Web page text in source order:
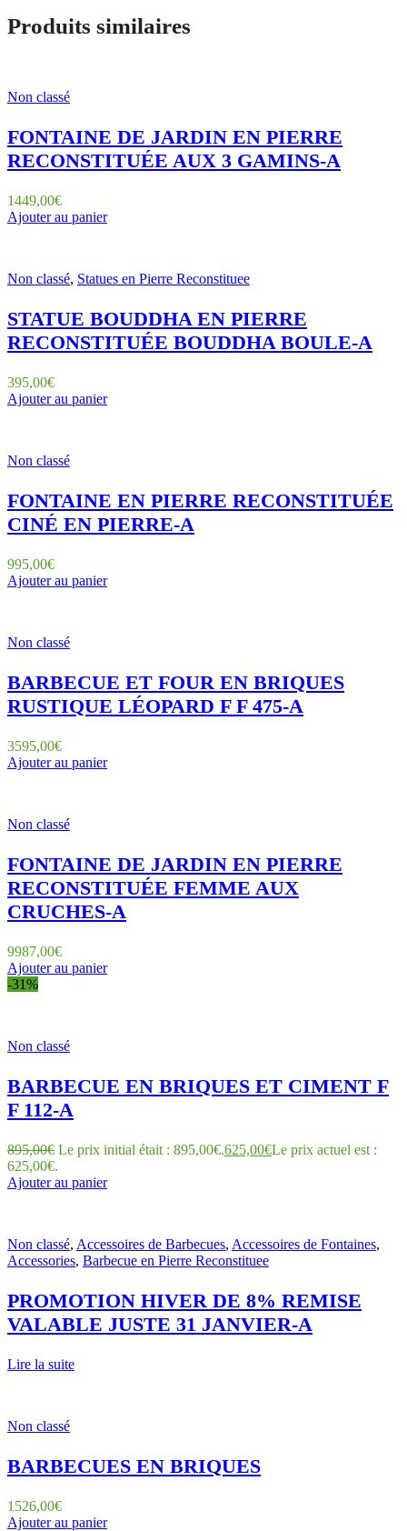
Produits similaires
Non classé
FONTAINE DE JARDIN EN PIERRE
RECONSTITUÉE AUX 3 GAMINS-A
1449,00€
Ajouter au panier
Non classé, Statues en Pierre Reconstituee
STATUE BOUDDHA EN PIERRE
RECONSTITUÉE BOUDDHA BOULE-A
395,00€
Ajouter au panier
Non classé
FONTAINE EN PIERRE RECONSTITUÉE
CINÉ EN PIERRE-A
995,00€
Ajouter au panier
Non classé
BARBECUE ET FOUR EN BRIQUES
RUSTIQUE LÉOPARD F F 475-A
3595,00€
Ajouter au panier
Non classé
FONTAINE DE JARDIN EN PIERRE
RECONSTITUÉE FEMME AUX
CRUCHES-A
9987,00€
Ajouter au panier
-31%
Non classé
BARBECUE EN BRIQUES ET CIMENT F
F 112-A
895,00€ Le prix initial était : 895,00€.625,00€Le prix actuel est :
625,00€.
Ajouter au panier
Non classé, Accessoires de Barbecues, Accessoires de Fontaines,
Accessories, Barbecue en Pierre Reconstituee
PROMOTION HIVER DE 8% REMISE
VALABLE JUSTE 31 JANVIER-A
Lire la suite
Non classé
BARBECUES EN BRIQUES
1526,00€
Ajouter au panier